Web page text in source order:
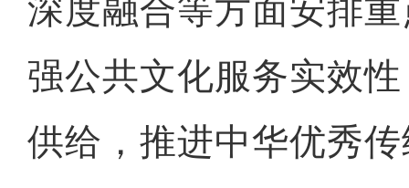
深度融合等方面安排
强公共文化服务实效
供给，推进中华优秀